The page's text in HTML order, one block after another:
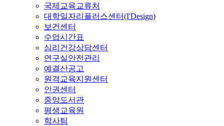
국제교육교류처
대학일자리플러스센터(I'Design)
보건센터
수업시간표
심리건강상담센터
연구실안전관리
예결산공고
원격교육지원센터
인권센터
중앙도서관
평생교육원
학사팀